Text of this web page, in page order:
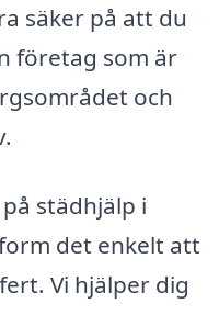
säker på att du
företag som är
och
städhjälp i
det enkelt att
Vi hjälper dig